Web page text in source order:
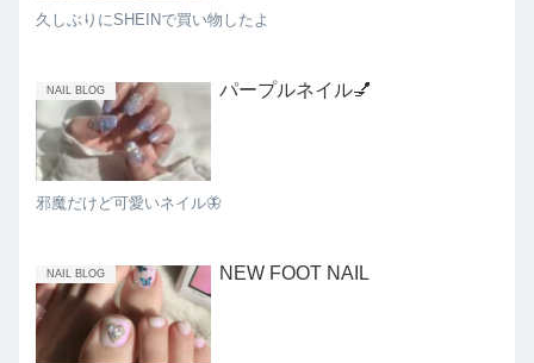
久しぶりにSHEINで買い物したよ
NAIL BLOG パープルネイル💅
邪魔だけど可愛いネイル🦋
NAIL BLOG NEW FOOT NAIL